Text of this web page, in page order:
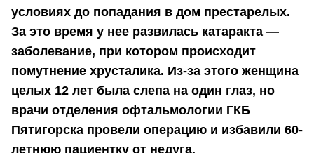
условиях до попадания в дом престарелых.
За это время у нее развилась катаракта —
заболевание, при котором происходит
помутнение хрусталика. Из-за этого женщина
целых 12 лет была слепа на один глаз, но
врачи отделения офтальмологии ГКБ
Пятигорска провели операцию и избавили 60-
летнюю пациентку от недуга.